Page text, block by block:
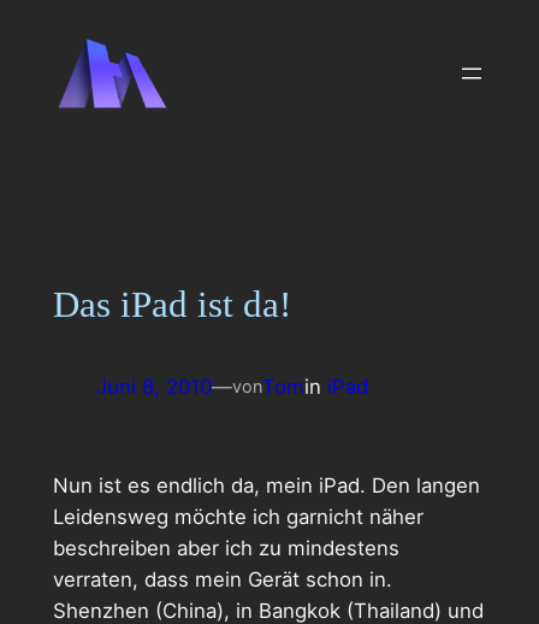
springen
Das iPad ist da!
Juni 8, 2010—vonTomin iPad
Nun ist es endlich da, mein iPad. Den langen
Leidensweg möchte ich garnicht näher
beschreiben aber ich zu mindestens
verraten, dass mein Gerät schon in.
Shenzhen (China), in Bangkok (Thailand) und